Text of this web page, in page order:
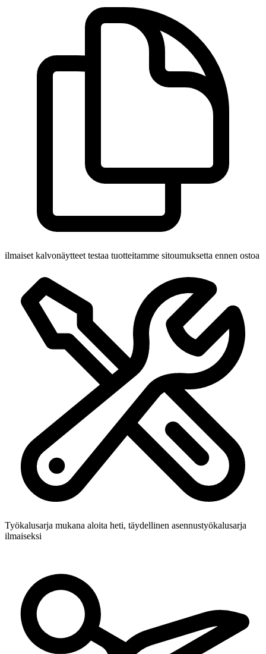
ilmaiset kalvonäytteet testaa tuotteitamme sitoumuksetta ennen ostoa
Työkalusarja mukana aloita heti, täydellinen asennustyökalusarja
ilmaiseksi